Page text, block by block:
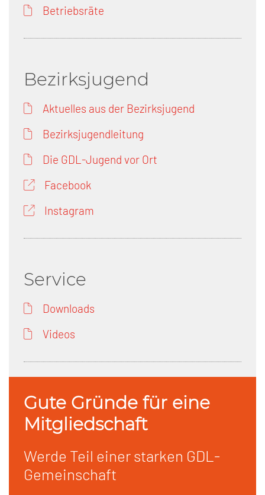
Betriebsräte
Bezirksjugend
Aktuelles aus der Bezirksjugend
Bezirksjugendleitung
Die GDL-Jugend vor Ort
Facebook
Instagram
Service
Downloads
Videos
Gute Gründe für eine
Mitgliedschaft
Werde Teil einer starken GDL-
Gemeinschaft